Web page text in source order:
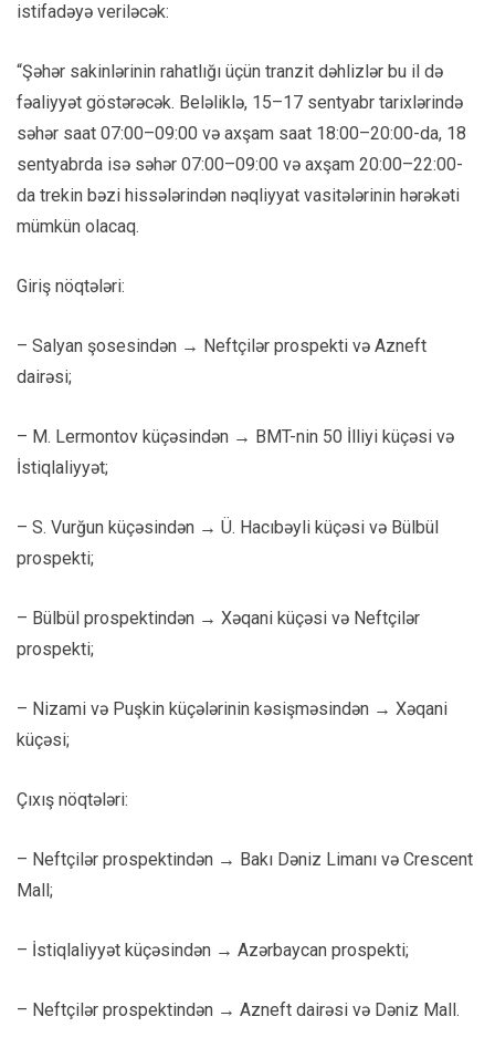
istifadəyə veriləcək:
“Şəhər sakinlərinin rahatlığı üçün tranzit dəhlizlər bu il də
fəaliyyət göstərəcək. Beləliklə, 15–17 sentyabr tarixlərində
səhər saat 07:00–09:00 və axşam saat 18:00–20:00-da, 18
sentyabrda isə səhər 07:00–09:00 və axşam 20:00–22:00-
da trekin bəzi hissələrindən nəqliyyat vasitələrinin hərəkəti
mümkün olacaq.
Giriş nöqtələri:
– Salyan şosesindən → Neftçilər prospekti və Azneft
dairəsi;
– M. Lermontov küçəsindən → BMT-nin 50 İlliyi küçəsi və
İstiqlaliyyət;
– S. Vurğun küçəsindən → Ü. Hacıbəyli küçəsi və Bülbül
prospekti;
– Bülbül prospektindən → Xəqani küçəsi və Neftçilər
prospekti;
– Nizami və Puşkin küçələrinin kəsişməsindən → Xəqani
küçəsi;
Çıxış nöqtələri:
– Neftçilər prospektindən → Bakı Dəniz Limanı və Crescent
Mall;
– İstiqlaliyyət küçəsindən → Azərbaycan prospekti;
– Neftçilər prospektindən → Azneft dairəsi və Dəniz Mall.